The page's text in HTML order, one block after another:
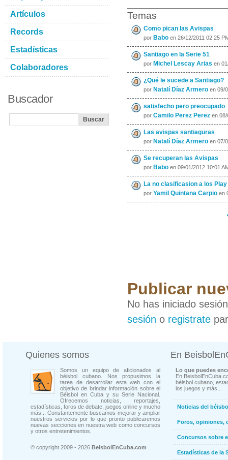
Temas
Como pican las Avispas
por Babo en 26/12/2011 02:25
Santiago en la Serie 51
por Michel Lescay Arias en
¿Qué le sucede a Santiago?
por Natalí Díaz Armero en 09/
satisfecho pero preocupado
por Camilo Perez Perez en
Las avispas santiaguras
por Natalí Díaz Armero en 07/
Se recuperan las Avispas
por Babo en 09/01/2012 10:01
La no clasificasion a los Play
por Yamil Quintana Carpio en
Publicar
No has iniciado
sesión o registrate
Artículos
Records
Estadísticas
Colaboradores
Buscador
Quienes somos
Somos un equipo de aficionados al
béisbol cubano. Nos propusimos la
tarea de desarrollar esta web con el
objetivo de brindar información sobre el
Béisbol en Cuba y su Serie Nacional.
Ofrecemos noticias, reportajes,
estadísticas, foros de debate, juegos online y mucho
más... Constantemente buscamos mejorar y ampliar
nuestros servicios por lo que pronto publicaremos
nuevas secciones en nuestra web como concursos
y otros entretenimientos.
© copyright 2009 - 2026 BeisbolEnCuba.com
En
Lo que puedes
En
béisbol cubano,
los juegos y más...
Noticias del
Foros, opiniones,
Concursos sobre
Estadísticas de la